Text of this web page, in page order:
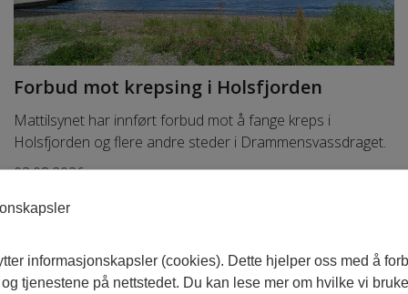
Forbud mot krepsing i Holsfjorden
Mattilsynet har innført forbud mot å fange kreps i
Holsfjorden og flere andre steder i Drammensvassdraget.
03.08.2026
informasjonskapsler (cookies). Dette hjelper oss med å
tjenestene på nettstedet. Du kan lese mer om hvilke vi